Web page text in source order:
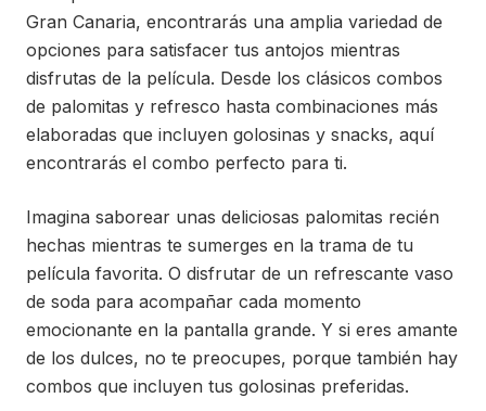
Gran Canaria, encontrarás una amplia variedad de
opciones para satisfacer tus antojos mientras
disfrutas de la película. Desde los clásicos combos
de palomitas y refresco hasta combinaciones más
elaboradas que incluyen golosinas y snacks, aquí
encontrarás el combo perfecto para ti.
Imagina saborear unas deliciosas palomitas recién
hechas mientras te sumerges en la trama de tu
película favorita. O disfrutar de un refrescante vaso
de soda para acompañar cada momento
emocionante en la pantalla grande. Y si eres amante
de los dulces, no te preocupes, porque también hay
combos que incluyen tus golosinas preferidas.